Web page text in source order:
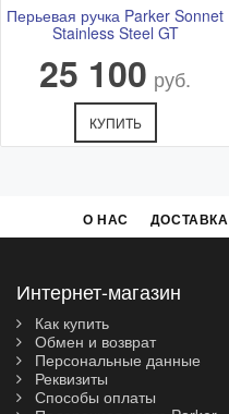
Перьевая ручка Parker Sonnet
Stainless Steel GT
25 100 руб.
КУПИТЬ
О НАС ДОСТАВКА
Интернет-магазин
Как купить
Обмен и возврат
Персональные данные
Реквизиты
Способы оплаты